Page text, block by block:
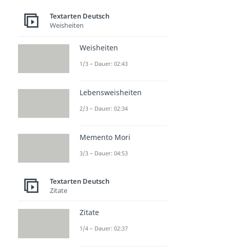
Textarten Deutsch
Weisheiten
Weisheiten
1/3 – Dauer: 02:43
Lebensweisheiten
2/3 – Dauer: 02:34
Memento Mori
3/3 – Dauer: 04:53
Textarten Deutsch
Zitate
Zitate
1/4 – Dauer: 02:37